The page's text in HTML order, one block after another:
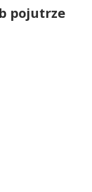
pojutrze